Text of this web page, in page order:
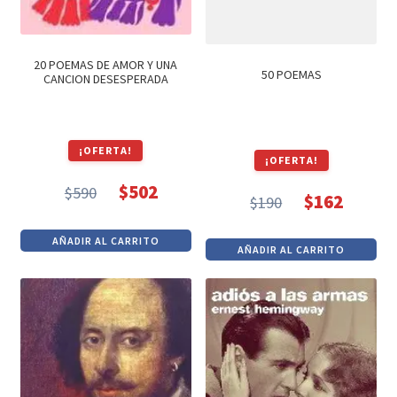
20 POEMAS DE AMOR Y UNA
CANCION DESESPERADA
¡OFERTA!
$590
precio
original
era:
$590.
$502
precio
actual
es:
$502.
AÑADIR AL CARRITO
50 POEMAS
¡OFERTA!
$190
precio
original
era:
$190.
$162
precio
actual
es:
$162.
AÑADIR AL CARRITO